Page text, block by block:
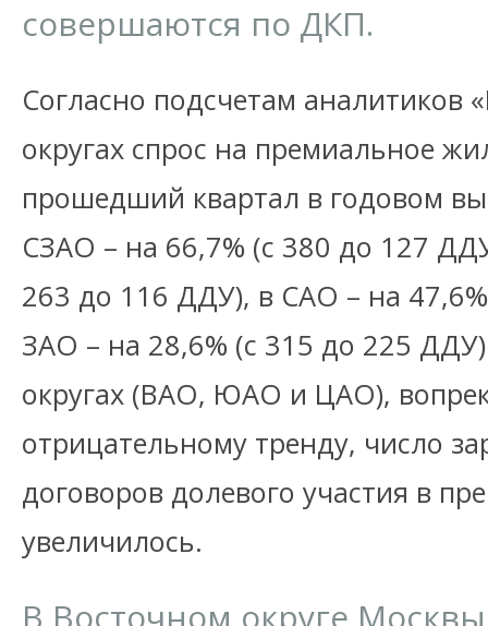
совершаются по ДКП.
Согласно подсчетам аналитиков
округах спрос на премиальное
прошедший квартал в годовом
СЗАО – на 66,7% (с 380 до 127
263 до 116 ДДУ), в САО – на
ЗАО – на 28,6% (с 315 до 225
округах (ВАО, ЮАО и ЦАО),
отрицательному тренду, число
договоров долевого участия в
увеличилось.
В Восточном округе